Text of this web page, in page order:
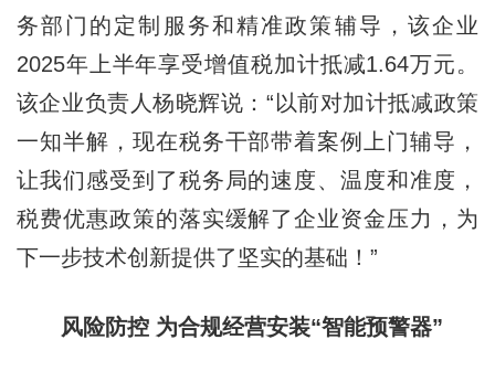
务部门的定制服务和精准政策辅导，该企业
2025年上半年享受增值税加计抵减1.64万元。
该企业负责人杨晓辉说：“以前对加计抵减政策
一知半解，现在税务干部带着案例上门辅导，
让我们感受到了税务局的速度、温度和准度，
税费优惠政策的落实缓解了企业资金压力，为
下一步技术创新提供了坚实的基础！”
风险防控 为合规经营安装“智能预警器”